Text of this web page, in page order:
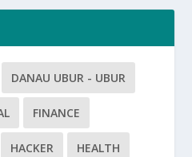
DANAU UBUR - UBUR
FINANCE
HACKER HEALTH